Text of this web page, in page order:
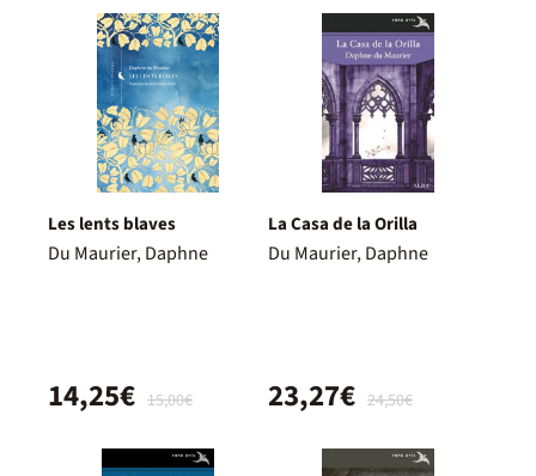
Les lents blaves
Du Maurier, Daphne
15,00€
14,25€
La Casa de la Orilla
Du Maurier, Daphne
24,50€
23,27€